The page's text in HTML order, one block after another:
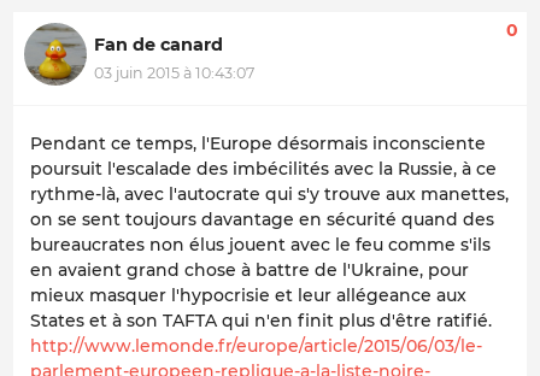
Fan de canard
03 juin 2015 à 10:43:07
0
Pendant ce temps, l'Europe désormais inconsciente
poursuit l'escalade des imbécilités avec la Russie, à ce
rythme-là, avec l'autocrate qui s'y trouve aux manettes,
on se sent toujours davantage en sécurité quand des
bureaucrates non élus jouent avec le feu comme s'ils
en avaient grand chose à battre de l'Ukraine, pour
mieux masquer l'hypocrisie et leur allégeance aux
States et à son TAFTA qui n'en finit plus d'être ratifié.
http://www.lemonde.fr/europe/article/2015/06/03/le-
parlement-europeen-replique-a-la-liste-noire-